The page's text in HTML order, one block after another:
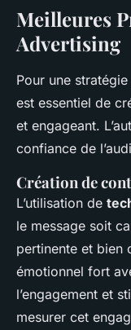
Meilleures
Advertising
Pour une
est essentiel de
et engageant.
confiance de
Création de
L’utilisation de
le message soit
pertinente et bien
émotionnel fort
l’engagement et
mesurer cet